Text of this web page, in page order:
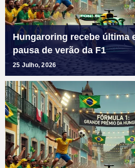
Hungaroring recebe última
pausa de verão da F1
25 Julho, 2026